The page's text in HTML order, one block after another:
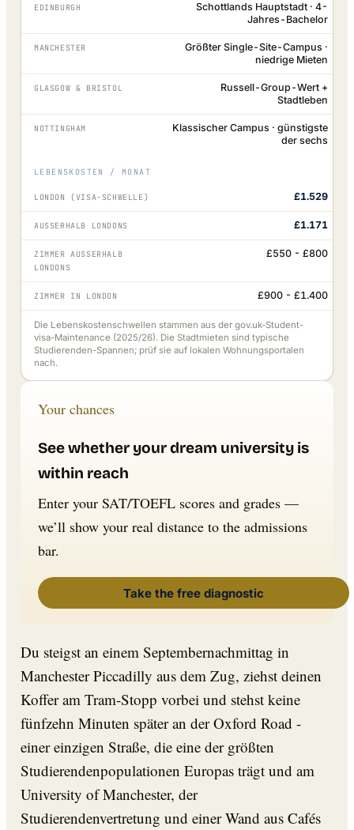
EDINBURGH
Schottlands Hauptstadt · 4-
Jahres-Bachelor
MANCHESTER
Größter Single-Site-Campus ·
niedrige Mieten
GLASGOW & BRISTOL
Russell-Group-Wert +
Stadtleben
NOTTINGHAM
Klassischer Campus · günstigste
der sechs
LEBENSKOSTEN / MONAT
LONDON (VISA-SCHWELLE) £1.529
AUSSERHALB LONDONS £1.171
ZIMMER AUSSERHALB L
ONDONS
£550 - £800
ZIMMER IN LONDON £900 - £1.400
Die Lebenskostenschwellen stammen aus der gov.uk-Student-
visa-Maintenance (2025/26). Die Stadtmieten sind typische
Studierenden-Spannen; prüf sie auf lokalen Wohnungsportalen
nach.
Your chances
See whether your dream university is
within reach
Enter your SAT/TOEFL scores and grades —
we’ll show your real distance to the admissions
bar.
Take the free diagnostic
Du steigst an einem Septembernachmittag in
Manchester Piccadilly aus dem Zug, ziehst deinen
Koffer am Tram-Stopp vorbei und stehst keine
fünfzehn Minuten später an der Oxford Road -
einer einzigen Straße, die eine der größten
Studierendenpopulationen Europas trägt und am
University of Manchester, der
Studierendenvertretung und einer Wand aus Cafés